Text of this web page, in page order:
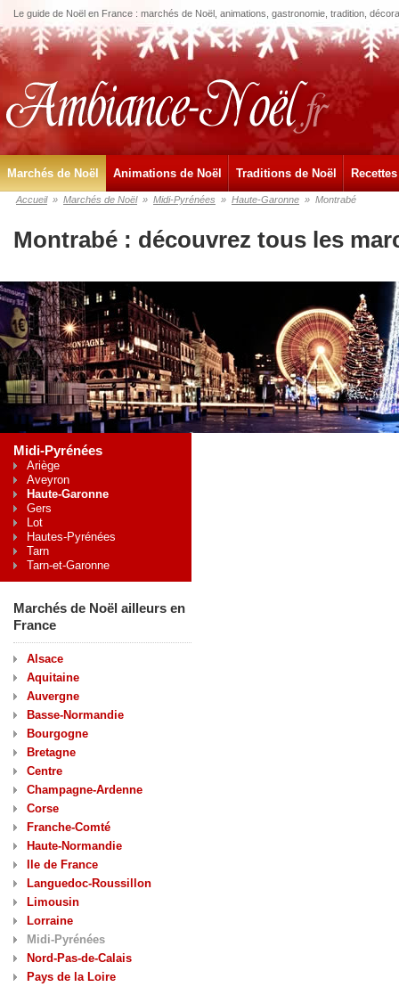
Le guide de Noël en France : marchés de Noël, animations, gastronomie, tradition,
Marchés de Noël Animations de Noël Traditions de Noël
Accueil » Marchés de Noël » Midi-Pyrénées » Haute-Garonne » Montrabé
Montrabé : découvrez tous les
Midi-Pyrénées
Ariège
Aveyron
Haute-Garonne
Gers
Lot
Hautes-Pyrénées
Tarn
Tarn-et-Garonne
Marchés de Noël ailleurs en
France
Alsace
Aquitaine
Auvergne
Basse-Normandie
Bourgogne
Bretagne
Centre
Champagne-Ardenne
Corse
Franche-Comté
Haute-Normandie
Ile de France
Languedoc-Roussillon
Limousin
Lorraine
Midi-Pyrénées
Nord-Pas-de-Calais
Pays de la Loire